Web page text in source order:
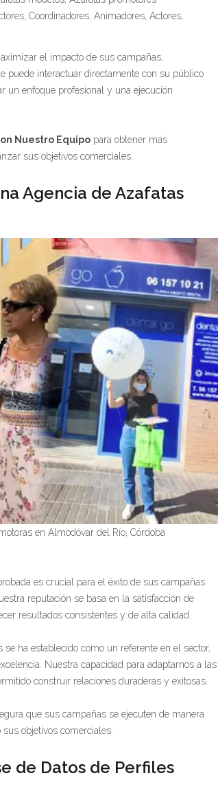
Coordinadores, Animadores, Actores,
el impacto de sus campañas,
puede interactuar directamente con su público
un enfoque profesional y una ejecución
Nuestro Equipo para obtener más
sus objetivos comerciales.
Agencia de Azafatas
en Almodóvar del Río, Córdoba
es crucial para el éxito de sus campañas
reputación se basa en la satisfacción de
resultados consistentes y de alta calidad.
ha establecido como un referente en el sector,
Nuestra capacidad para adaptarnos a las
construir relaciones duraderas y exitosas.
que sus campañas se ejecuten de manera
objetivos comerciales.
de Datos de Perfiles